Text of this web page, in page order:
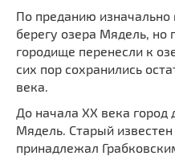
По преданию изначально
берегу озера Мядель, но
городище перенесли к
сих пор сохранились
века.
До начала XX века
Мядель. Старый известен
принадлежал